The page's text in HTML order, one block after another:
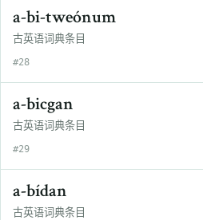
a-bi-tweónum
古英语词典条目
#28
a-bicgan
古英语词典条目
#29
a-bídan
古英语词典条目